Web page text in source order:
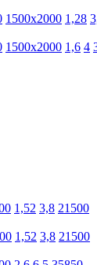
1500х2000 1,28
1500х2000 1,6 4
1,52 3,8 21500
1,52 3,8 21500